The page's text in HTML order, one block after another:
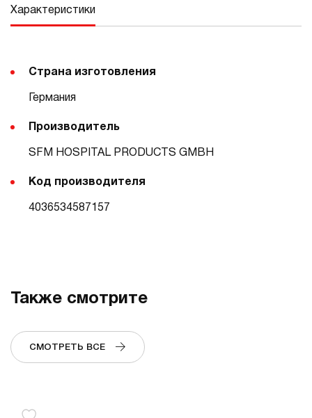
Характеристики
Страна изготовления
Германия
Производитель
SFM HOSPITAL PRODUCTS GMBH
Код производителя
4036534587157
Также смотрите
СМОТРЕТЬ ВСЕ